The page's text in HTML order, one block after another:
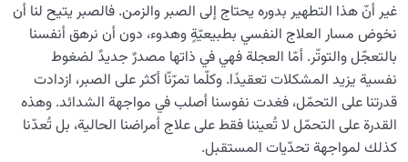
غير أنّ هذا التطهير بدوره يحتاج إلى الصبر والزمن. فالصبر يتيح لنا أن
نخوض مسار العلاج النفسي بطبيعيّةٍ وهدوء، دون أن نرهق أنفسنا
بالتعجّل والتوتّر. أمّا العجلة فهي في ذاتها مصدرٌ جديدٌ لضغوط
نفسية يزيد المشكلات تعقيدًا. وكلّما تمرّنّا أكثر على الصبر، ازدادت
قدرتنا على التحمّل، فغدت نفوسنا أصلب في مواجهة الشدائد. وهذه
القدرة على التحمّل لا تُعيننا فقط على علاج أمراضنا الحالية، بل تُعدّنا
كذلك لمواجهة تحدّيات المستقبل.